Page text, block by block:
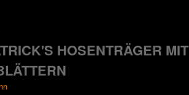
HOSENTRÄGER MIT